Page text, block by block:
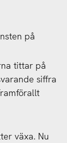
på
tittar på
siffra
växa. Nu